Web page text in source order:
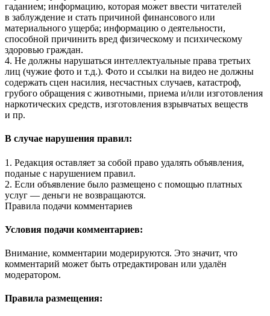
гаданием; информацию, которая может ввести читателей
в заблуждение и стать причиной финансового или
материального ущерба; информацию о деятельности,
способной причинить вред физическому и психическому
здоровью граждан.
4. Не должны нарушаться интеллектуальные права третьих
лиц (чужие фото и т.д.). Фото и ссылки на видео не должны
содержать сцен насилия, несчастных случаев, катастроф,
грубого обращения с животными, приема и/или изготовления
наркотических средств, изготовления взрывчатых веществ
и пр.
В случае нарушения правил:
1. Редакция оставляет за собой право удалять объявления,
поданые с нарушением правил.
2. Если объявление было размещено с помощью платных
услуг — деньги не возвращаются.
Правила подачи комментариев
Условия подачи комментариев:
Внимание, комментарии модерируются. Это значит, что
комментарий может быть отредактирован или удалён
модератором.
Правила размещения: